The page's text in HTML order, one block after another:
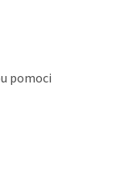
pomoci